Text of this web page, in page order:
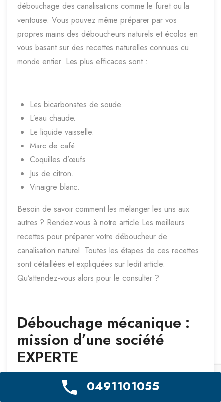
débouchage des canalisations comme le furet ou la
ventouse. Vous pouvez même préparer par vos
propres mains des déboucheurs naturels et écolos en
vous basant sur des recettes naturelles connues du
monde entier. Les plus efficaces sont :
Les bicarbonates de soude.
L’eau chaude.
Le liquide vaisselle.
Marc de café.
Coquilles d’œufs.
Jus de citron.
Vinaigre blanc.
Besoin de savoir comment les mélanger les uns aux
autres ? Rendez-vous à notre article Les meilleurs
recettes pour préparer votre déboucheur de
canalisation naturel. Toutes les étapes de ces recettes
sont détaillées et expliquées sur ledit article.
Qu’attendez-vous alors pour le consulter ?
Débouchage mécanique :
mission d’une société
EXPERTE
0491101055